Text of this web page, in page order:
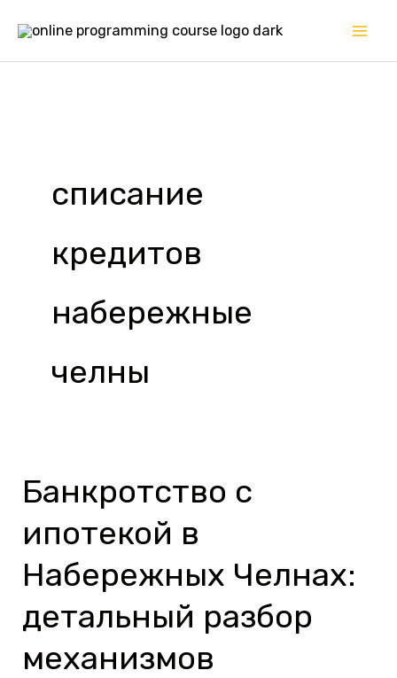
содержимому
списание
кредитов
набережные
челны
Банкротство с
ипотекой в
Набережных Челнах:
детальный разбор
механизмов
Банкротство
ипотекой
в
Набережных
Челнах:
разбор